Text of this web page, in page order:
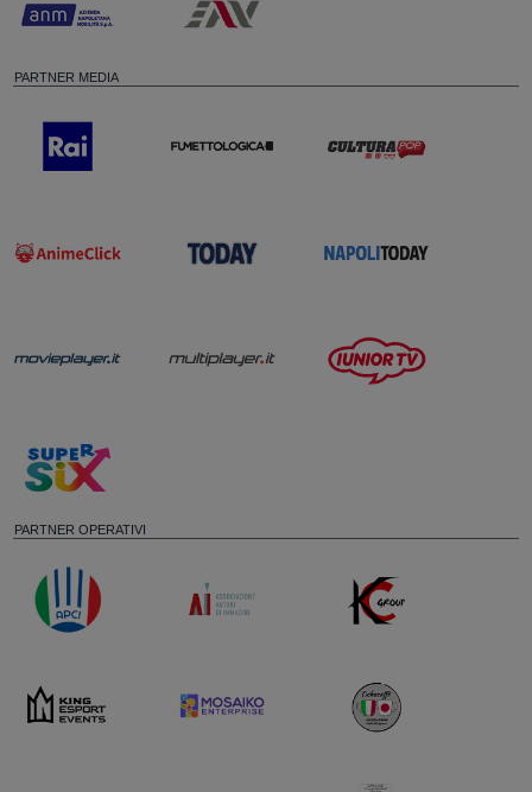
PARTNER MEDIA
PARTNER OPERATIVI